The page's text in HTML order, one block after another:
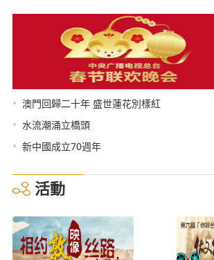
• 澳門回歸二十年 盛世蓮花別樣紅
• 水流潮涌立橋頭
• 新中國成立70週年
活動